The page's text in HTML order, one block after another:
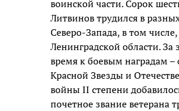
воинской части. Сорок
Литвинов трудился в
Северо-Запада, в том
Ленинградской области. За
время к боевым наградам –
Красной Звезды и
войны II степени
почетное звание ветерана